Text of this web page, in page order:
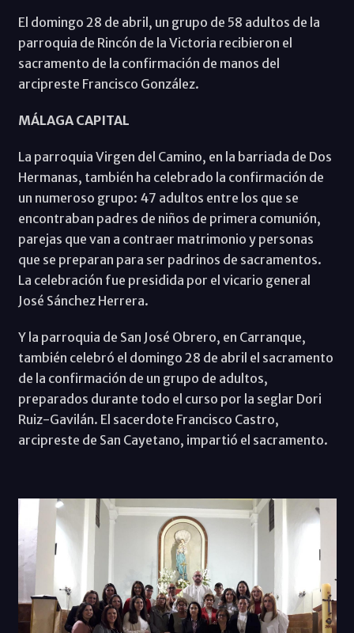
El domingo 28 de abril, un grupo de 58 adultos de la
parroquia de Rincón de la Victoria recibieron el
sacramento de la confirmación de manos del
arcipreste Francisco González.
MÁLAGA CAPITAL
La parroquia Virgen del Camino, en la barriada de Dos
Hermanas, también ha celebrado la confirmación de
un numeroso grupo: 47 adultos entre los que se
encontraban padres de niños de primera comunión,
parejas que van a contraer matrimonio y personas
que se preparan para ser padrinos de sacramentos.
La celebración fue presidida por el vicario general
José Sánchez Herrera.
Y la parroquia de San José Obrero, en Carranque,
también celebró el domingo 28 de abril el sacramento
de la confirmación de un grupo de adultos,
preparados durante todo el curso por la seglar Dori
Ruiz-Gavilán. El sacerdote Francisco Castro,
arcipreste de San Cayetano, impartió el sacramento.